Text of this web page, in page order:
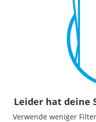
Leider hat deine
Verwende weniger